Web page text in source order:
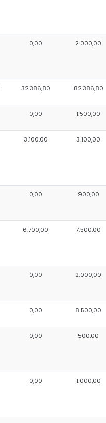
0,00 2.000,00
32.386,80 82.386,80
0,00 1.500,00
3.100,00 3.100,00
0,00 900,00
6.700,00 7.500,00
0,00 2.000,00
0,00 8.500,00
0,00 500,00
0,00 1.000,00